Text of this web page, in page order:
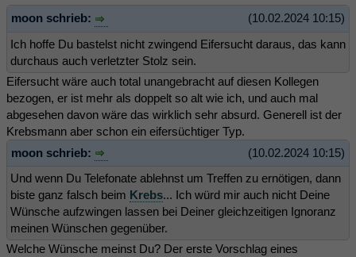
(10.02.2024 10:15)
moon schrieb:
Ich hoffe Du bastelst nicht zwingend Eifersucht daraus, das kann
durchaus auch verletzter Stolz sein.
Eifersucht wäre auch total unangebracht auf diesen Kollegen
bezogen, er ist mehr als doppelt so alt wie ich, und auch mal
abgesehen davon wäre das wirklich sehr absurd. Generell ist der
Krebsmann aber schon ein eifersüchtiger Typ.
(10.02.2024 10:15)
moon schrieb:
Und wenn Du Telefonate ablehnst um Treffen zu ernötigen, dann
biste ganz falsch beim Krebs... Ich würd mir auch nicht Deine
Wünsche aufzwingen lassen bei Deiner gleichzeitigen Ignoranz
meinen Wünschen gegenüber.
Welche Wünsche meinst Du? Der erste Vorschlag eines